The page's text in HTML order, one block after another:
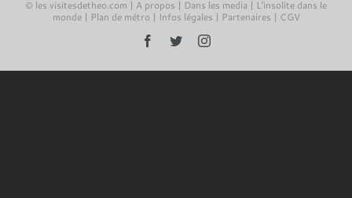
© les visitesdetheo.com | A propos | Dans les media | L'insolite dans le
monde | Plan de métro | Infos légales | Partenaires | CGV
Facebook
TwitterInstagram